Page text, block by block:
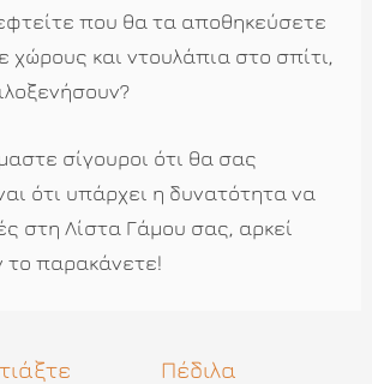
που θα τα αποθηκεύσετε
χώρους και ντουλάπια στο σπίτι,
σίγουροι ότι θα σας
ότι υπάρχει η δυνατότητα να
στη Λίστα Γάμου σας, αρκεί
το παρακάνετε!
Πέδιλα